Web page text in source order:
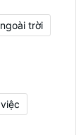
trời